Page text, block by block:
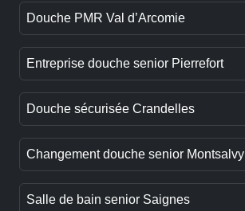
Douche PMR Val d’Arcomie
Entreprise douche senior Pierrefort
Douche sécurisée Crandelles
Changement douche senior Montsalvy
Salle de bain senior Saignes